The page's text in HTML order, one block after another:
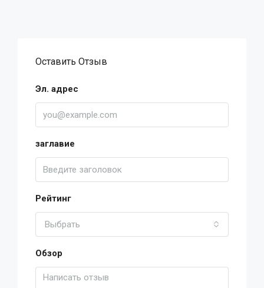
Оставить Отзыв
Эл. адрес
заглавие
Рейтинг
Выбрать
Обзор